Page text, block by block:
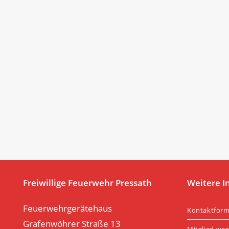
Freiwillige Feuerwehr Pressath
Feuerwehrgerätehaus
Grafenwöhrer Straße 13
Weitere